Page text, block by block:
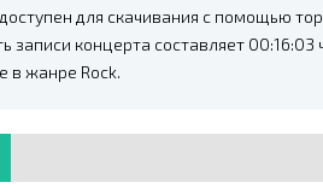
для скачивания с помощью
записи концерта составляет 00:16:03
в жанре Rock.